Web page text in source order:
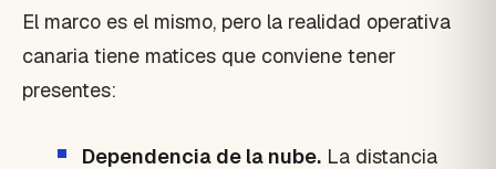
El marco es el mismo, pero la realidad operativa
canaria tiene matices que conviene tener
presentes:
Dependencia de la nube. La distancia